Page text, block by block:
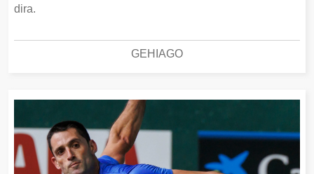
dira.
GEHIAGO